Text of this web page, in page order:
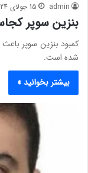
admin 15 جولای 2024
بنزین سوپر
کمبود بنزین سوپر
شده است.
بیشتر بخوانید »